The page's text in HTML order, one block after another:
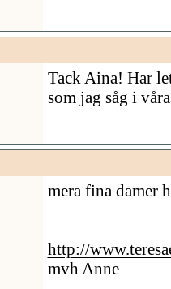
Tack Aina! Har
som jag såg i
mera fina damer
http://
mvh Anne